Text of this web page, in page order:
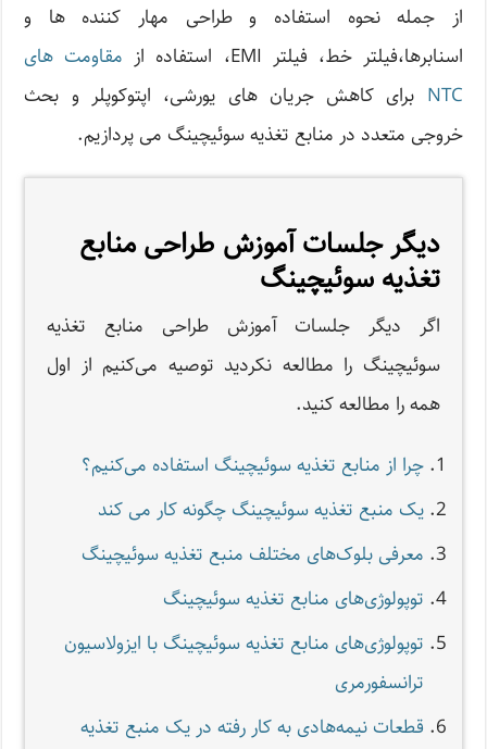
از جمله نحوه استفاده و طراحی مهار کننده ها و
اسنابرها،فیلتر خط، فیلتر EMI، استفاده از
مقاومت های
NTC برای کاهش جریان های یورشی، اپتوکوپلر و بحث
خروجی متعدد در منابع تغذیه سوئیچینگ می پردازیم.
دیگر جلسات آموزش طراحی منابع
تغذیه سوئیچینگ
اگر دیگر جلسات آموزش طراحی منابع تغذیه
سوئیچینگ را مطالعه نکردید توصیه می‌کنیم از اول
همه‌ را مطالعه کنید.
چرا از منابع تغذیه سوئیچینگ استفاده می‌کنیم؟
یک منبع تغذیه سوئیچینگ چگونه کار می کند
معرفی بلوک‌های مختلف منبع تغذیه سوئیچینگ
توپولوژی‌های منابع تغذیه سوئیچینگ
توپولوژی‌های منابع تغذیه سوئیچینگ با ایزولاسیون
ترانسفورمری
قطعات نیمه‌هادی به کار رفته در یک منبع تغذیه